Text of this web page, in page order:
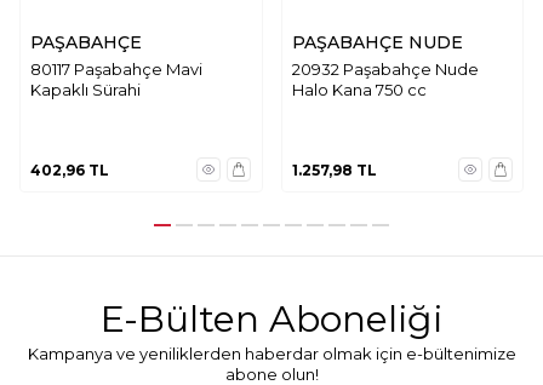
PAŞABAHÇE
80117 Paşabahçe Mavi
Kapaklı Sürahi
402,96 TL
PAŞABAHÇE NUDE
20932 Paşabahçe Nude
Halo Kana 750 cc
1.257,98 TL
E-Bülten Aboneliği
Kampanya ve yeniliklerden haberdar olmak için e-bültenimize
abone olun!